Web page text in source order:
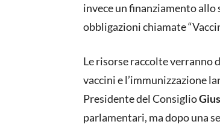
invece un finanziamento
obbligazioni chiamate
Le risorse raccolte verranno
vaccini e l’immunizzazione
Presidente del Consiglio
parlamentari, ma dopo una